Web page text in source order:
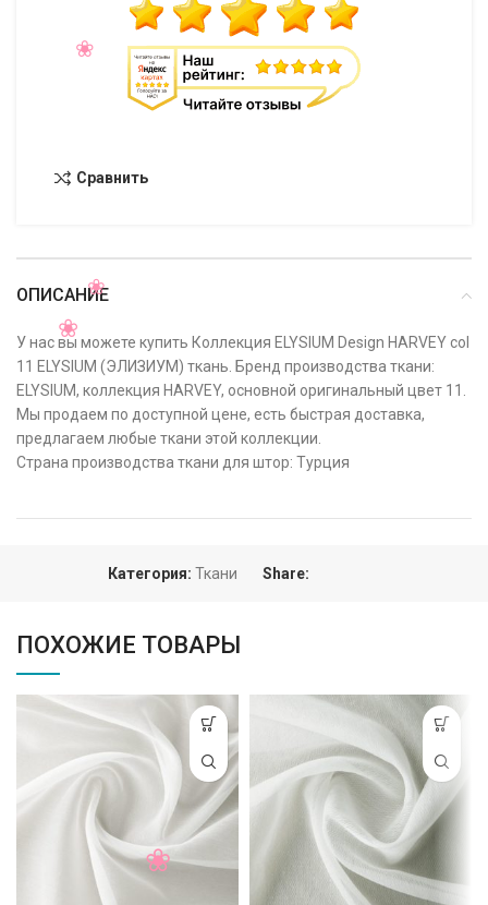
Сравнить
ОПИСАНИЕ
У нас вы можете купить Коллекция ELYSIUM Design HARVEY col
11 ELYSIUM (ЭЛИЗИУМ) ткань. Бренд производства ткани:
ELYSIUM, коллекция HARVEY, основной оригинальный цвет 11.
Мы продаем по доступной цене, есть быстрая доставка,
предлагаем любые ткани этой коллекции.
Страна производства ткани для штор: Турция
Категория: Ткани Share:
ПОХОЖИЕ ТОВАРЫ